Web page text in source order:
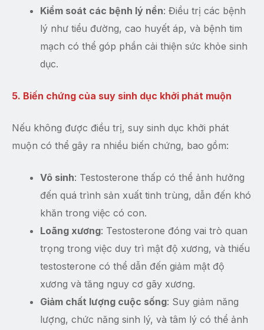
Kiểm soát các bệnh lý nền: Điều trị các bệnh
lý như tiểu đường, cao huyết áp, và bệnh tim
mạch có thể góp phần cải thiện sức khỏe sinh
dục.
5. Biến chứng của suy sinh dục khởi phát muộn
Nếu không được điều trị, suy sinh dục khởi phát
muộn có thể gây ra nhiều biến chứng, bao gồm:
Vô sinh: Testosterone thấp có thể ảnh hưởng
đến quá trình sản xuất tinh trùng, dẫn đến khó
khăn trong việc có con.
Loãng xương: Testosterone đóng vai trò quan
trọng trong việc duy trì mật độ xương, và thiếu
testosterone có thể dẫn đến giảm mật độ
xương và tăng nguy cơ gãy xương.
Giảm chất lượng cuộc sống: Suy giảm năng
lượng, chức năng sinh lý, và tâm lý có thể ảnh